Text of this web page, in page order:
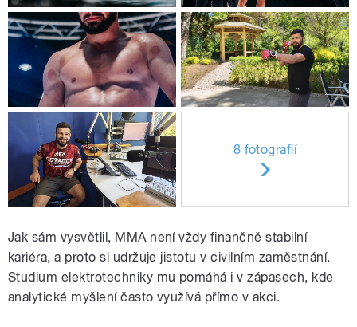
8 fotografií
Jak sám vysvětlil, MMA není vždy finančně stabilní
kariéra, a proto si udržuje jistotu v civilním zaměstnání.
Studium elektrotechniky mu pomáhá i v zápasech, kde
analytické myšlení často využívá přímo v akci.